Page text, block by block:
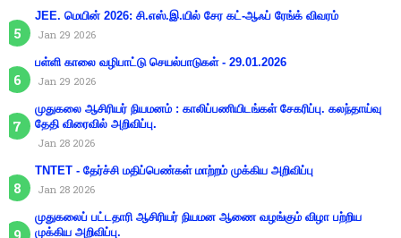
JEE. மெயின் 2026: சி.எஸ்.இ.யில் சேர கட்-ஆஃப் ரேங்க் விவரம்
Jan 29 2026
பள்ளி காலை வழிபாட்டு செயல்பாடுகள் - 29.01.2026
Jan 29 2026
முதுகலை ஆசிரியர் நியமனம் : காலிப்பணியிடங்கள் சேகரிப்பு. கலந்தாய்வு
தேதி விரைவில் அறிவிப்பு.
Jan 28 2026
TNTET - தேர்ச்சி மதிப்பெண்கள் மாற்றம் முக்கிய அறிவிப்பு
Jan 28 2026
முதுகலைப் பட்டதாரி ஆசிரியர் நியமன ஆணை வழங்கும் விழா பற்றிய
முக்கிய அறிவிப்பு.